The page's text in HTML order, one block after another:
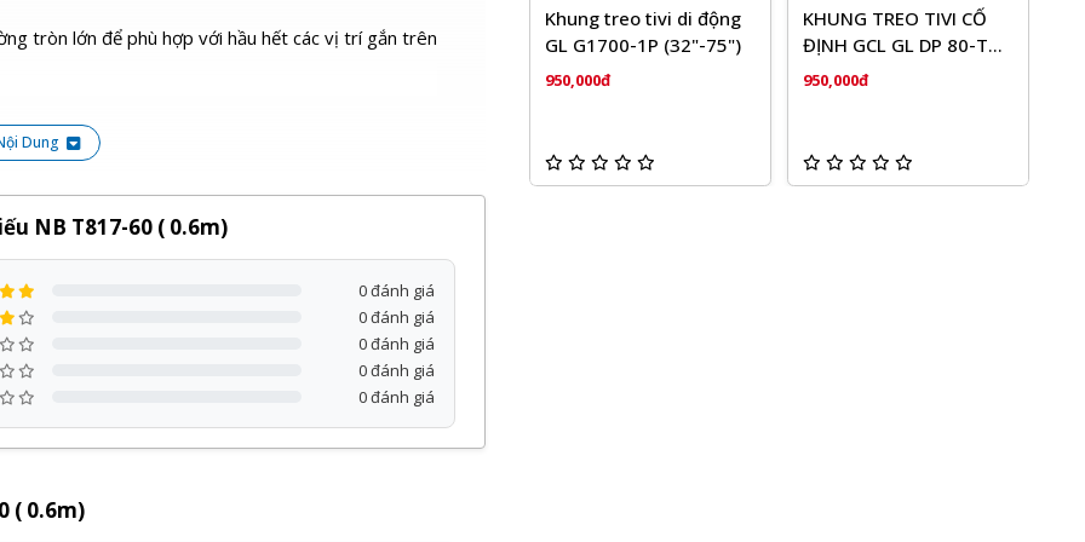
tròn lớn để phù hợp với hầu hết các vị trí gắn trên
quản lý tích hợp cabale
với thiết bị điều chỉnh độ cao có sẵn
Bayou
Dung
NB T817-60 ( 0.6m)
0 đánh giá
0 đánh giá
0 đánh giá
0 đánh giá
0 đánh giá
( 0.6m)
Khung treo tivi di động
GL G1700-1P (32"-75")
950,000đ
KHUNG TREO TIVI CỐ
ĐỊNH GCL GL DP 80-TG
(55'-85'')
950,000đ